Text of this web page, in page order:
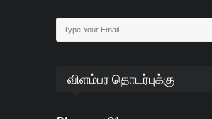
விளம்பர தொடர்புக்கு